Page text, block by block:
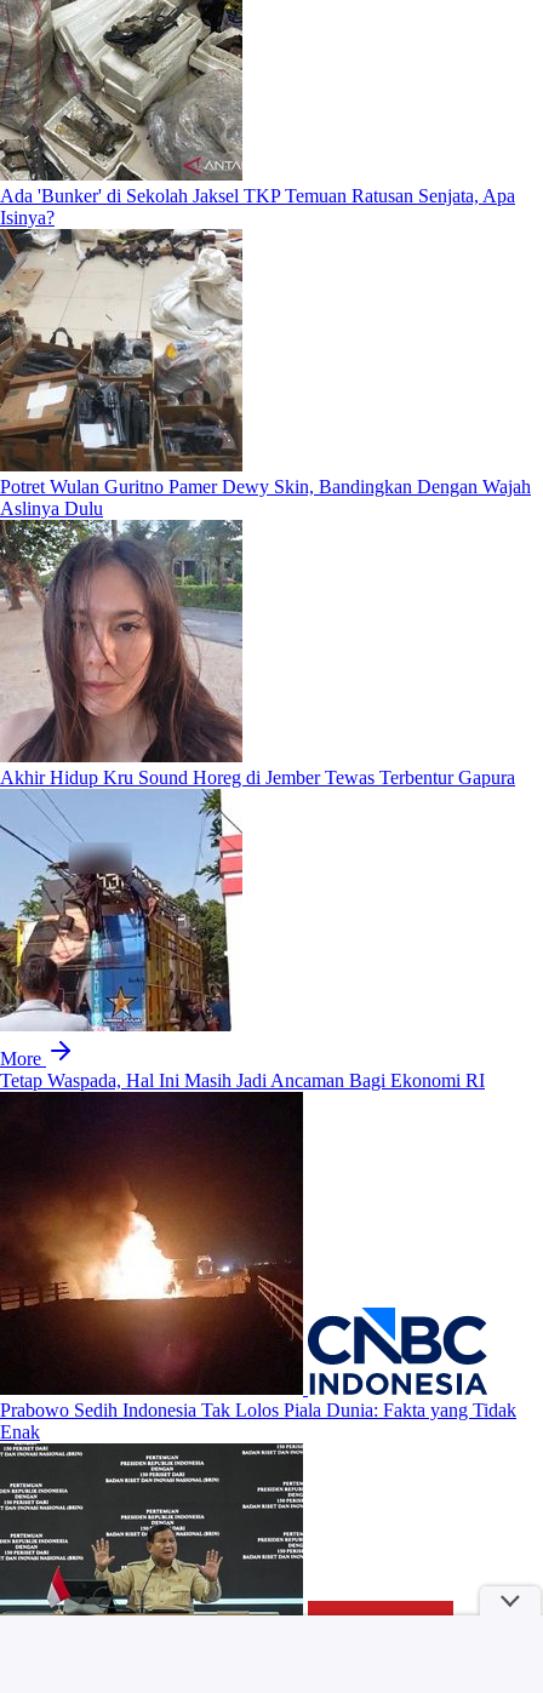
Ada 'Bunker' di Sekolah Jaksel TKP Temuan Ratusan Senjata, Apa
Isinya?
Potret Wulan Guritno Pamer Dewy Skin, Bandingkan Dengan Wajah
Aslinya Dulu
Akhir Hidup Kru Sound Horeg di Jember Tewas Terbentur Gapura
More
Tetap Waspada, Hal Ini Masih Jadi Ancaman Bagi Ekonomi RI
Prabowo Sedih Indonesia Tak Lolos Piala Dunia: Fakta yang Tidak
Enak